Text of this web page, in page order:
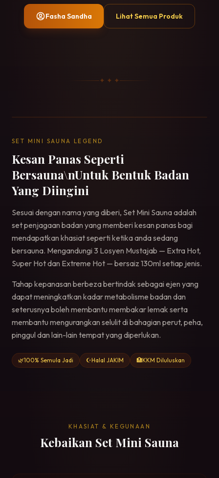
Fasha Sandha Lihat Semua Produk
✦ ✦ ✦
SET MINI SAUNA LEGEND
Kesan Panas Seperti
Bersauna\nUntuk Bentuk Badan
Yang Diingini
Sesuai dengan nama yang diberi, Set Mini Sauna adalah
set penjagaan badan yang memberi kesan panas bagi
mendapatkan khasiat seperti ketika anda sedang
bersauna. Mengandungi 3 Losyen Mustajab — Extra Hot,
Super Hot dan Extreme Hot — bersaiz 130ml setiap jenis.
Tahap kepanasan berbeza bertindak sebagai ejen yang
dapat meningkatkan kadar metabolisme badan dan
seterusnya boleh membantu membakar lemak serta
membantu mengurangkan selulit di bahagian perut, peha,
pinggul dan lain-lain tempat yang diperlukan.
🌿100% Semula Jadi ☪️Halal JAKIM 🏥KKM Diluluskan
KHASIAT & KEGUNAAN
Kebaikan Set Mini Sauna